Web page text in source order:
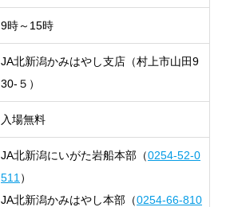
9時～15時
JA北新潟かみはやし支店（村上市山田9
30-５）
入場無料
JA北新潟にいがた岩船本部（0254-52-0
511 ）
JA北新潟かみはやし本部（0254-66-810